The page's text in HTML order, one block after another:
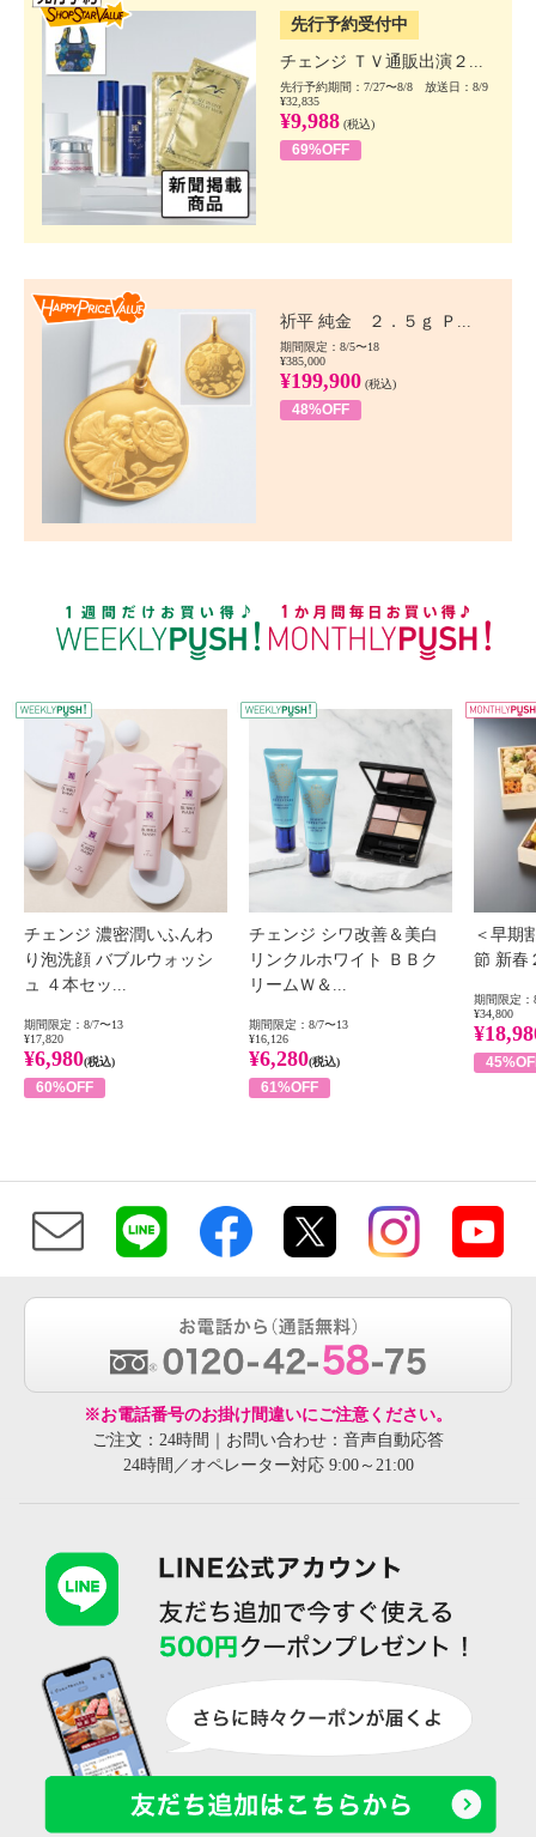
先行予約受付中
チェンジ ＴＶ通販出演２...
先行予約期間：7/27〜8/8 放送日：8/9
¥32,835
¥9,988 (税込)
69%OFF
祈平 純金 ２．５ｇ Ｐ...
期間限定：8/5〜18
¥385,000
¥199,900 (税込)
48%OFF
WEEKLY PUSH
チェンジ 濃密潤いふんわ
り泡洗顔 バブルウォッシ
ュ ４本セッ...
期間限定：8/7〜13
¥17,820
¥6,980(税込)
60%OFF
チェンジ シワ改善＆美白
リンクルホワイト ＢＢク
リームＷ＆...
期間限定：8/7〜13
¥16,126
¥6,280(税込)
61%OFF
＜早期
節 新春
期間限定：
¥34,800
※お電話番号のお掛け間違いにご注意ください。
ご注文：24時間｜お問い合わせ：音声自動応答
24時間／オペレーター対応 9:00～21:00